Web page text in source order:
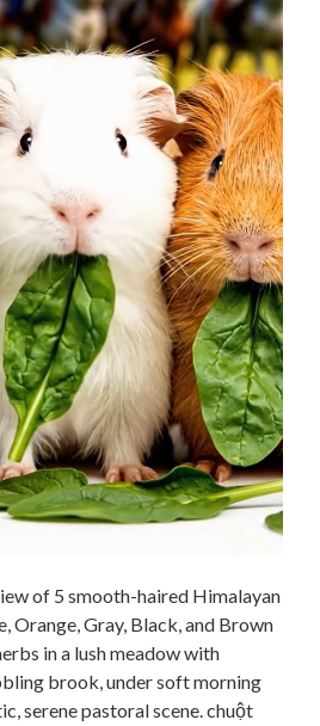
of 5 smooth-haired Himalayan
Orange, Gray, Black, and Brown
in a lush meadow with
brook, under soft morning
serene pastoral scene. chuột